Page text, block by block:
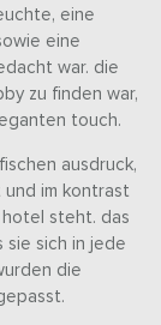
eine
eine
war. die
zu finden war,
touch.
ausdruck,
im kontrast
hotel steht. das
sich in jede
die